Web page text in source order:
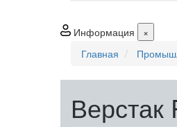
Информация
×
Главная